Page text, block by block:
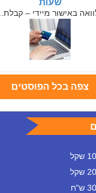
שעות
באישור מיידי – קבלת...
צפה בכל הפוסטים